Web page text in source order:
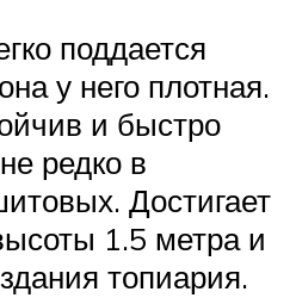
поддается
у него плотная.
и быстро
редко в
Достигает
1.5 метра и
топиария.